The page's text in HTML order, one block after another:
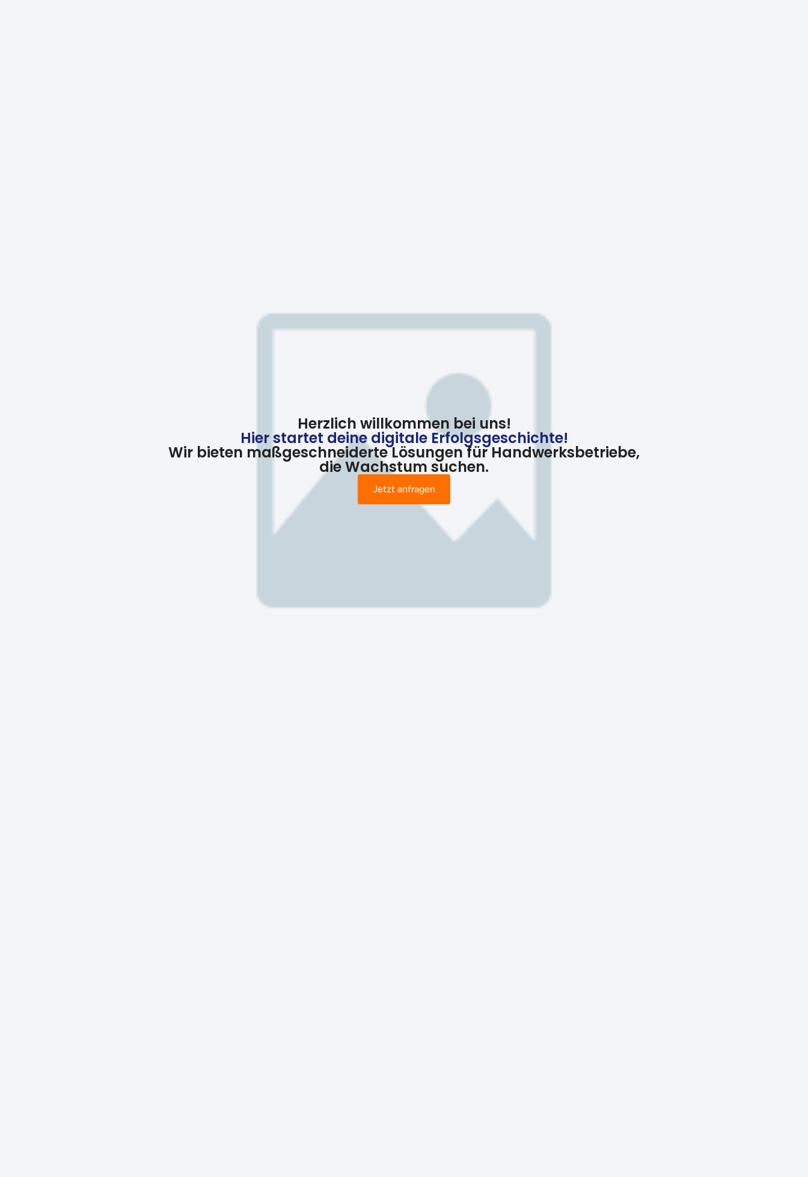
Herzlich willkommen bei uns!
Hier startet deine digitale Erfolgsgeschichte!
Wir bieten maßgeschneiderte Lösungen für Handwerksbetriebe,
die Wachstum suchen.
Jetzt anfragen